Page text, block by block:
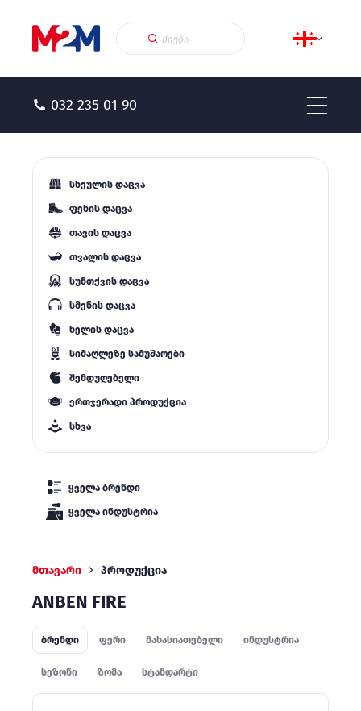
032 235 01 90
სხეულის დაცვა
ფეხის დაცვა
თავის დაცვა
თვალის დაცვა
სუნთქვის დაცვა
სმენის დაცვა
ხელის დაცვა
სიმაღლეზე სამუშაოები
შემდუღებელი
ერთჯერადი პროდუქცია
სხვა
ყველა ბრენდი
ყველა ინდუსტრია
მთავარი პროდუქცია
ANBEN FIRE
ბრენდი ფერი მახასიათებელი ინდუსტრია
სეზონი ზომა სტანდარტი